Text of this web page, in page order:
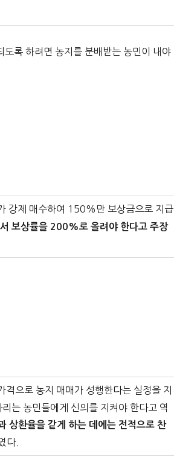
록 하려면 농지를 분배받는 농민이 내야
강제 매수하여 150%만 보상금으로 지급
보상률을 200%로 올려야 한다고 주장
으로 농지 매매가 성행한다는 실정을 지
는 농민들에게 신의를 지켜야 한다고 역
상환율을 같게 하는 데에는 전적으로 찬
다.